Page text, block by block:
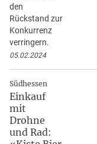
den
Rückstand zur
Konkurrenz
verringern.
05.02.2024
Südhessen
Einkauf
mit
Drohne
und Rad: